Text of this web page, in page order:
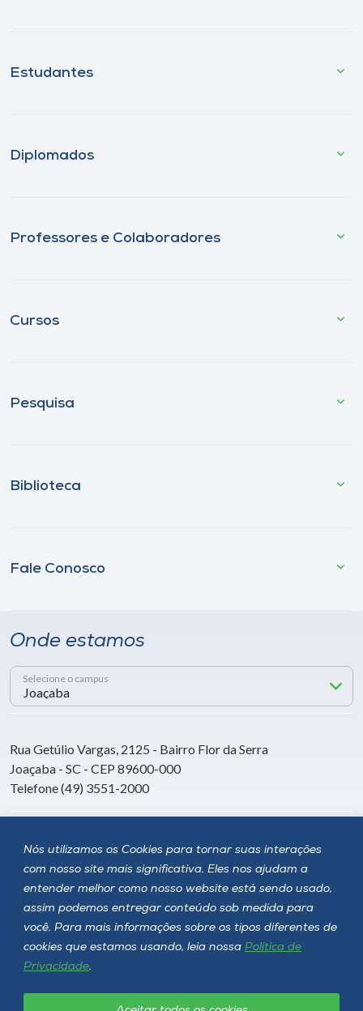
Nós utilizamos os Cookies para tornar suas interações
com nosso site mais significativa. Eles nos ajudam a
entender melhor como nosso website está sendo usado,
assim podemos entregar conteúdo sob medida para
você. Para mais informações sobre os tipos diferentes de
cookies que estamos usando, leia nossa Política de
Privacidade.
Estudantes
Diplomados
Professores e Colaboradores
Cursos
Pesquisa
Biblioteca
Fale Conosco
Onde estamos
Selecione o campus
Rua Getúlio Vargas, 2125 - Bairro Flor da Serra
Joaçaba - SC - CEP 89600-000
Telefone (49) 3551-2000
Siga a Unoesc